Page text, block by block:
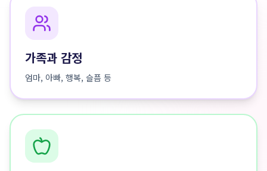
가족과 감정
엄마, 아빠, 행복, 슬픔 등